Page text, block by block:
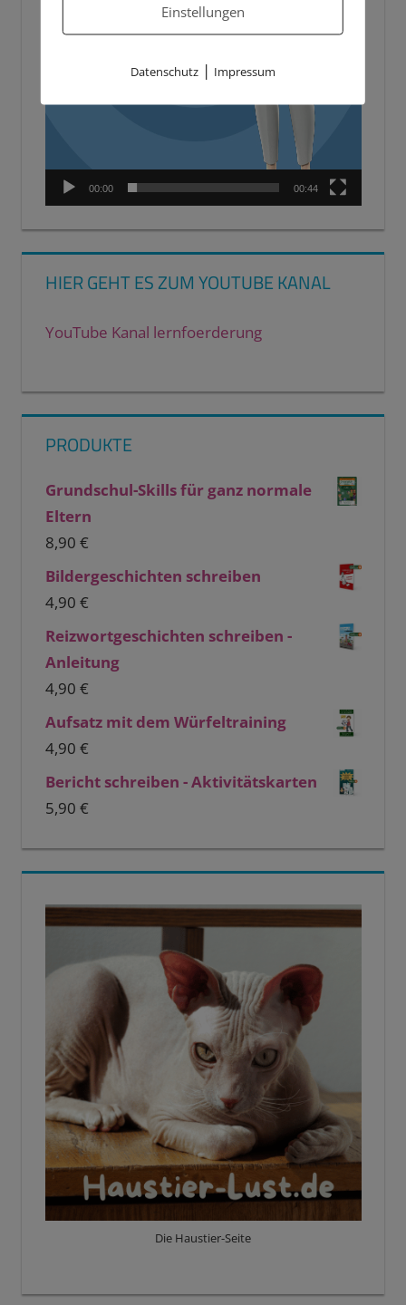
00:00 00:44
HIER GEHT ES ZUM YOUTUBE KANAL
YouTube Kanal lernfoerderung
PRODUKTE
Grundschul-Skills für ganz normale
Eltern
8,90 €
Bildergeschichten schreiben
4,90 €
Reizwortgeschichten schreiben -
Anleitung
4,90 €
Aufsatz mit dem Würfeltraining
4,90 €
Bericht schreiben - Aktivitätskarten
5,90 €
Die Haustier-Seite
Einstellungen
Datenschutz| Impressum